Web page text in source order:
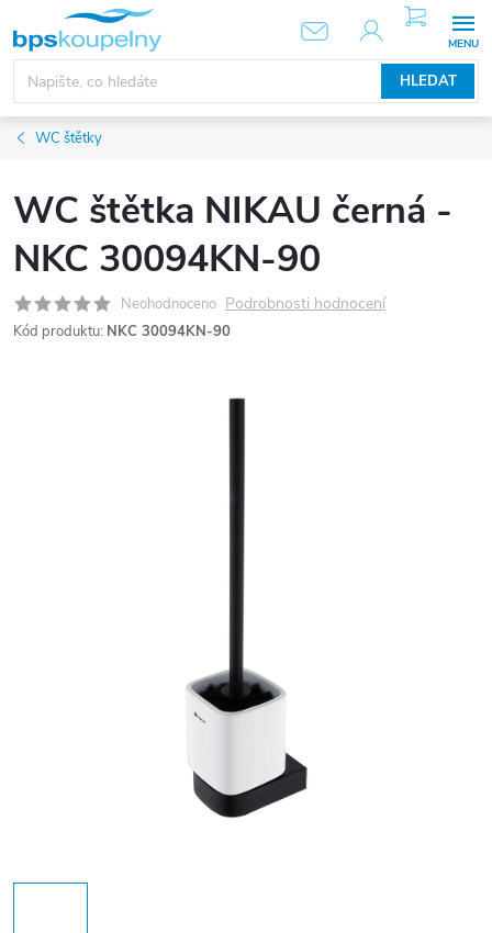
obsah
HLEDAT
NÁKUPNÍ
KOŠÍK
WC štětky
WC štětka NIKAU černá -
NKC 30094KN-90
Neohodnoceno Podrobnosti hodnocení
Kód produktu: NKC 30094KN-90